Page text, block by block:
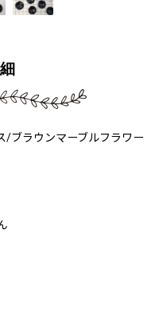
/ブラウンマーブルフラワー